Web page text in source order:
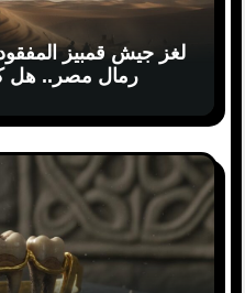
رمال مصر.. هل